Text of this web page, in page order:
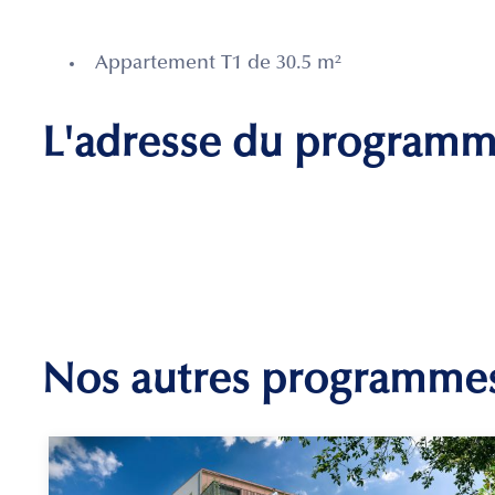
Appartement T1 de 30.5 m²
L'adresse du
Nos autres